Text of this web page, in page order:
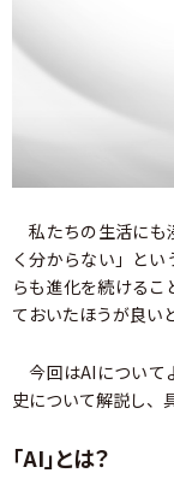
私たちの生活にも
く分からない」と
らも進化を続ける
ておいたほうが良い
今回はAIについて
史について解説し、
「AI」とは？